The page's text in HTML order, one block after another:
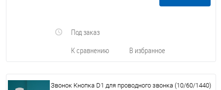
К сравнению В избранное
Под заказ
Звонок Кнопка D1 для проводного звонка (10/60/1440)